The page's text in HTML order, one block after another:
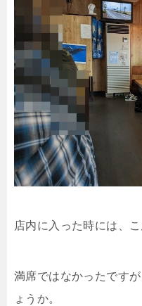
店内に入った時には、こ
満席ではなかったです
ょうか。